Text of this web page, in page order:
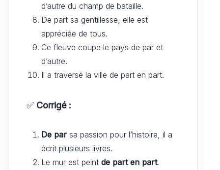
d’autre du champ de bataille.
De part sa gentillesse, elle est
appréciée de tous.
Ce fleuve coupe le pays de par et
d’autre.
Il a traversé la ville de part en part.
✅ Corrigé :
De par sa passion pour l’histoire, il a
écrit plusieurs livres.
Le mur est peint de part en part.